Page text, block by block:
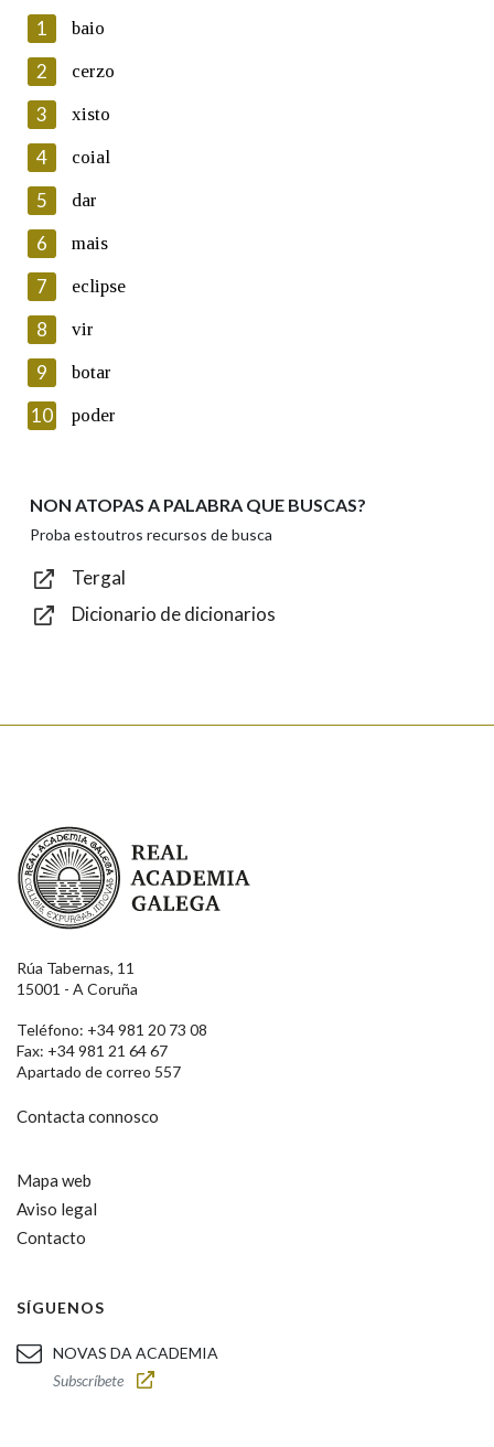
En cumprimento da normativa vixente en materia de
Protección de Datos de Carácter Persoal, a Real Academia
Galega informa a aqueles usuarios que faciliten o seu correo
electrónico, así como calquera outra información de carácter
persoal, que estes datos serán obxecto de tratamento
automatizado de carácter confidencial e incorporados aos seus
ficheiros informáticos. Así mesmo, os usuarios poderán exercer o
seu dereito de acceso, rectificación, oposición e cancelación dos
seus datos poñéndose en contacto connosco.
Lin e acepto as condicións da política de
Introduce o código que aparece na imaxe:
Texto de verificación
1 baio
2 cerzo
3 xisto
4 coial
5 dar
6 mais
7 eclipse
8 vir
9 botar
10 poder
NON ATOPAS A PALABRA QUE BUSCAS?
Proba estoutros recursos de busca
Tergal
Dicionario de dicionarios
Real Academia Galega
Rúa Tabernas, 11
15001 - A Coruña
Teléfono: +34 981 20 73 08
Fax: +34 981 21 64 67
Apartado de correo 557
Contacta connosco
Mapa web
Aviso legal
Contacto
SÍGUENOS
NOVAS DA ACADEMIA
Subscríbete